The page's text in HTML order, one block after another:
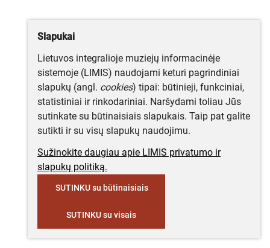
Slapukai
Lietuvos integralioje muziejų informacinėje
sistemoje (LIMIS) naudojami keturi pagrindiniai
slapukų (angl. cookies) tipai: būtinieji, funkciniai,
statistiniai ir rinkodariniai. Naršydami toliau Jūs
sutinkate su būtinaisiais slapukais. Taip pat galite
sutikti ir su visų slapukų naudojimu.
Sužinokite daugiau apie LIMIS privatumo ir
slapukų politiką.
SUTINKU su būtinaisiais
SUTINKU su visais